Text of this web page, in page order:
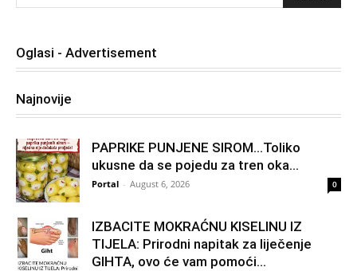
Oglasi - Advertisement
Najnovije
PAPRIKE PUNJENE SIROM…Toliko
ukusne da se pojedu za tren oka…
Portal - August 6, 2026 0
IZBACITE MOKRAĆNU KISELINU IZ
TIJELA: Prirodni napitak za liječenje
GIHTA, ovo će vam pomoći...